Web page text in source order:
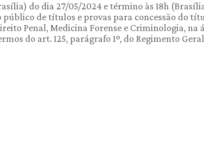
do dia 27/05/2024 e término às 18h
público de títulos e provas para concessão do
Penal, Medicina Forense e Criminologia, na
do art. 125, parágrafo 1º, do Regimento Geral